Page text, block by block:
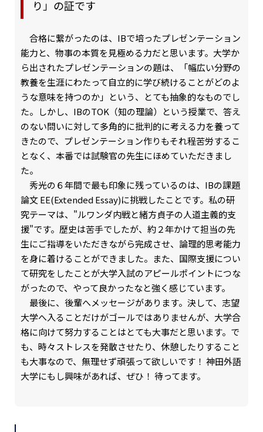
り」の証です
合格に繋がったのは、IBで培ったプレゼンテーション
能力と、物事の本質を見極める力だと思います。大学か
ら出されたプレゼンテーションの題は、「幅広い分野の
教養を生涯にわたって自立的に学び続けることがどのよ
うな意味を持つのか」という、とても抽象的なものでし
た。しかし、IBのTOK（知の理論）という授業で、答え
のない問いに対して多角的に批判的に考える力を養って
きたので、プレゼンテーション作りもそれ程苦労するこ
となく、本番では試験官の先生にほめていただきまし
た。
秀光の６年間で最も印象に残っているのは、IBの課題
論文 EE(Extended Essay)に挑戦したことです。私の研
究テーマは、"ルワンダ内戦と緒方貞子の人道主義的支
援"です。歴史は苦手でしたが、約２年かけて担当の先
生にご指導をいただきながら完成させ、論理的思考能力
を身に着けることができました。また、国際支援につい
て研究をしたことが大学入試のアピールポイントにつな
がったので、やって良かったなと強く感じています。
最後に、後輩へメッセージがあります。決して、志望
大学へ入ることだけがゴールではありませんが、大学合
格に向けて努力することはとても大事だと思います。で
も、時々ストレスを発散させたり、休憩したりすること
も大事なので、無理せず頑張って欲しいです！ 神田外語
大学にもし興味があれば、ぜひ！ 待ってます。